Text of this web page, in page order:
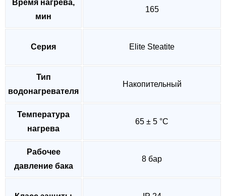
Время нагрева,
мин
165
Серия Elite Steatite
Тип
водонагревателя
Накопительный
Температура
нагрева
65 ± 5 °C
Рабочее
давление бака
8 бар